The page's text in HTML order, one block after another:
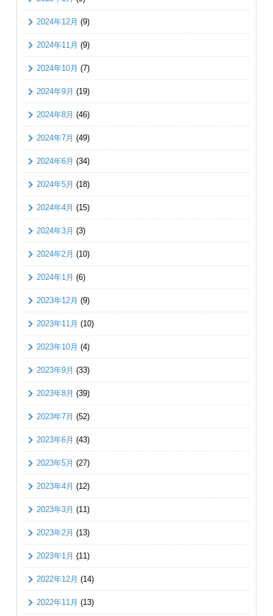
2024年12月 (9)
2024年11月 (9)
2024年10月 (7)
2024年9月 (19)
2024年8月 (46)
2024年7月 (49)
2024年6月 (34)
2024年5月 (18)
2024年4月 (15)
2024年3月 (3)
2024年2月 (10)
2024年1月 (6)
2023年12月 (9)
2023年11月 (10)
2023年10月 (4)
2023年9月 (33)
2023年8月 (39)
2023年7月 (52)
2023年6月 (43)
2023年5月 (27)
2023年4月 (12)
2023年3月 (11)
2023年2月 (13)
2023年1月 (11)
2022年12月 (14)
2022年11月 (13)